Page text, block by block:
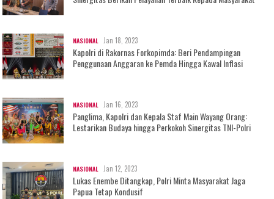
NASIONAL Jan 18, 2023
Kapolri di Rakornas Forkopimda: Beri Pendampingan
Penggunaan Anggaran ke Pemda Hingga Kawal Inflasi
NASIONAL Jan 16, 2023
Panglima, Kapolri dan Kepala Staf Main Wayang Orang:
Lestarikan Budaya hingga Perkokoh Sinergitas TNI-Polri
NASIONAL Jan 12, 2023
Lukas Enembe Ditangkap, Polri Minta Masyarakat Jaga
Papua Tetap Kondusif